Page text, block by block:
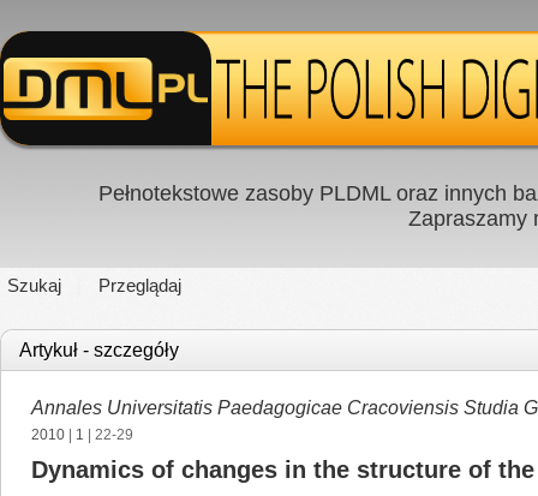
Pełnotekstowe zasoby PLDML oraz innych
Zapraszamy
Szukaj Przeglądaj
Artykuł - szczegóły
Annales Universitatis Paedagogicae Cracoviensis Studia
2010 1 | 22-29
Dynamics of changes in the structure of